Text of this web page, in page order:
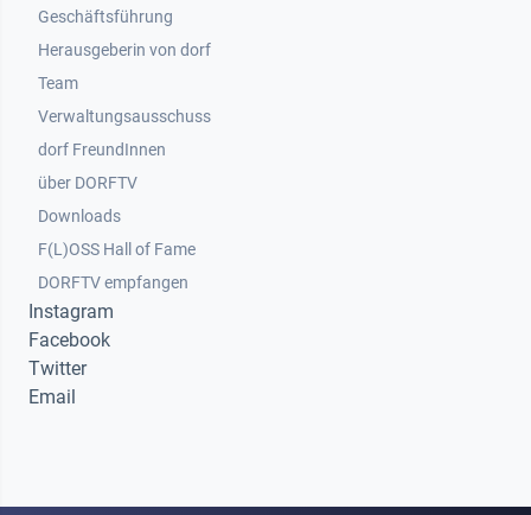
Geschäftsführung
Herausgeberin von dorf
Team
Verwaltungsausschuss
dorf FreundInnen
Footer 3
über DORFTV
Downloads
F(L)OSS Hall of Fame
Footer 4
DORFTV empfangen
Instagram
Facebook
Twitter
Email